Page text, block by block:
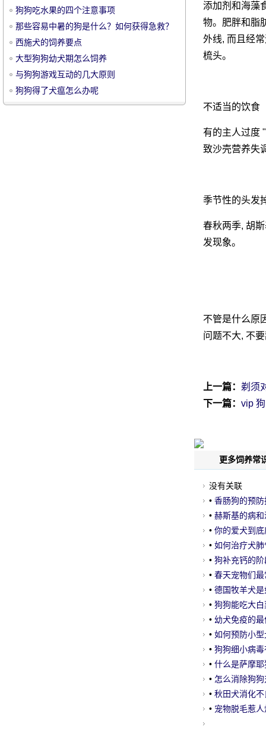
宠
添加剂和海藻
物。肥胖和脂
外线, 而且经
梳头。
不适当的饮食
有的主人过度
致沙壳营养失
季节性的头发
春秋两季, 胡
发现象。
不管是什么原
问题不大, 不
上一篇： 剃须
下一篇： vip
更多饲养常
没有关联
• 香肠狗的预
• 赫斯基的病
• 你的爱犬到
• 如何治疗犬
• 狗补充钙的
• 春天宠物们
• 德国牧羊犬
• 狗狗能吃大白
• 幼犬免疫的
• 如何预防小
• 狗狗细小病
• 什么是萨摩
• 怎么消除狗
• 秋田犬消化
• 宠物脱毛惹
有哪些
狗狗吃水果的四个注意事项
那些容易中暑的狗是什么？如何获得急救？
西施犬的饲养要点
大型狗狗幼犬期怎么饲养
与狗狗游戏互动的几大原则
狗狗得了犬瘟怎么办呢